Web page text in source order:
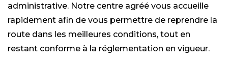
administrative. Notre centre agréé vous accueille
rapidement afin de vous permettre de reprendre la
route dans les meilleures conditions, tout en
restant conforme à la réglementation en vigueur.